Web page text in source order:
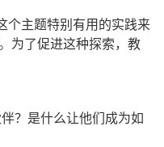
个主题特别有用的实践来
为了促进这种探索，教
？是什么让他们成为如